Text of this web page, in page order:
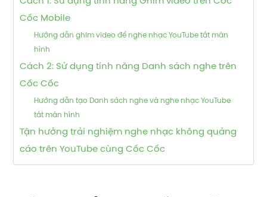
Cốc Mobile
Hướng dẫn ghim video để nghe nhạc YouTube tắt màn
hình
Cách 2: Sử dụng tính năng Danh sách nghe trên
Cốc Cốc
Hướng dẫn tạo Danh sách nghe và nghe nhạc YouTube
tắt màn hình
Tận hưởng trải nghiệm nghe nhạc không quảng
cáo trên YouTube cùng Cốc Cốc